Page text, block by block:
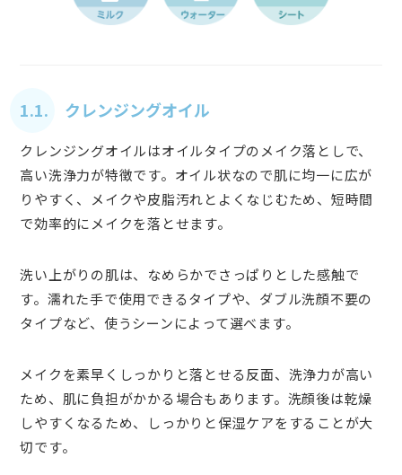
1.1. クレンジングオイル
クレンジングオイルはオイルタイプのメイク落としで、
高い洗浄力が特徴です。オイル状なので肌に均一に広が
りやすく、メイクや皮脂汚れとよくなじむため、短時間
で効率的にメイクを落とせます。
洗い上がりの肌は、なめらかでさっぱりとした感触で
す。濡れた手で使用できるタイプや、ダブル洗顔不要の
タイプなど、使うシーンによって選べます。
メイクを素早くしっかりと落とせる反面、洗浄力が高い
ため、肌に負担がかかる場合もあります。洗顔後は乾燥
しやすくなるため、しっかりと保湿ケアをすることが大
切です。